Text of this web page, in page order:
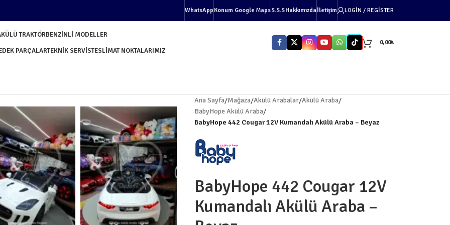
WhatsApp Konum Google MapsS.S.SHakkımızdaİletişim LOGIN / REGISTER
TRAKTÖRBENZINLI MODELLER
PARÇALARTEKNIK SERVISTESLIMAT NOKTALARIMIZ
0,00₺
Ana Sayfa/Mağaza/Akülü Arabalar/Akülü Araba/
BabyHope Akülü Araba/
BabyHope 442 Cougar 12V Kumandalı Akülü Araba – Beyaz
BabyHope 442 Cougar 12V
Kumandalı Akülü Araba –